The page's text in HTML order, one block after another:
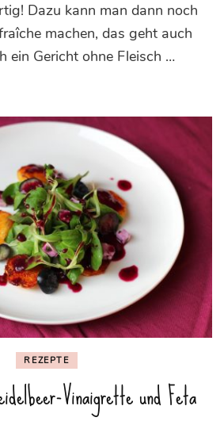
mit
Frühlings-
Crème
fraîche
Dazu kann man dann noch
machen, das geht auch
ein Gericht ohne Fleisch …
REZEPTE
Vinaigrette und Feta